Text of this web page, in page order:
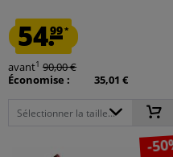
54.99*
avant1 90,00 €
Économise :
35,01 €
Sélectionner la taille...
-